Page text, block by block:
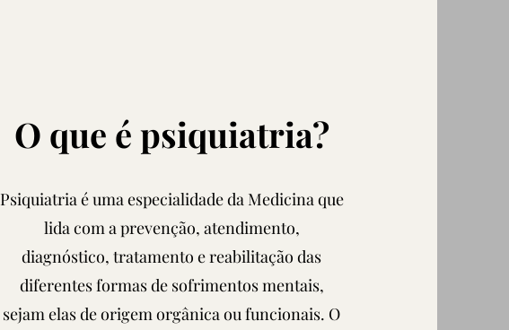
O que é psiquiatria?
Psiquiatria é uma especialidade da Medicina que
lida com a prevenção, atendimento,
diagnóstico, tratamento e reabilitação das
diferentes formas de sofrimentos mentais,
sejam elas de origem orgânica ou funcionais. O